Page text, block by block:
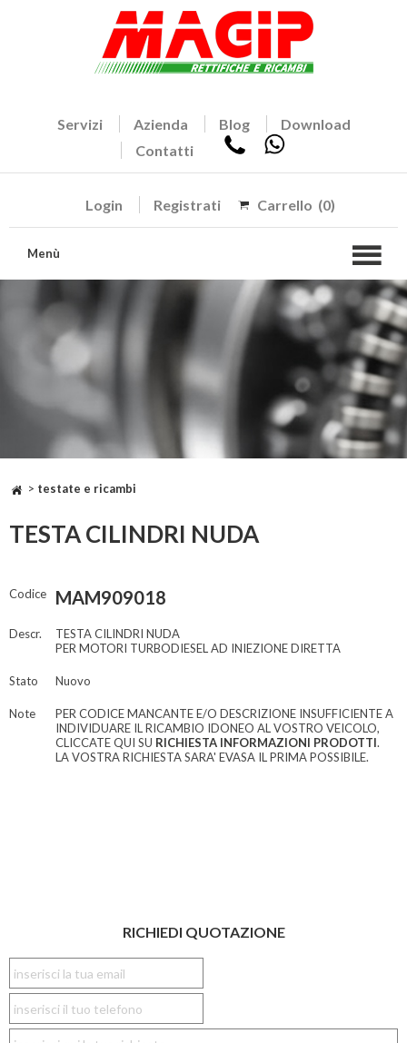
Servizi Azienda Blog
Download
Contatti
Login Registrati Carrello (0)
Menù
> testate e ricambi
TESTA CILINDRI NUDA
Codice MAM909018
Descr.
TESTA CILINDRI NUDA
PER MOTORI TURBODIESEL AD INIEZIONE DIRETTA
Stato Nuovo
Note
PER CODICE MANCANTE E/O DESCRIZIONE INSUFFICIENTE A
INDIVIDUARE IL RICAMBIO IDONEO AL VOSTRO VEICOLO,
CLICCATE QUI SU RICHIESTA INFORMAZIONI PRODOTTI.
LA VOSTRA RICHIESTA SARA' EVASA IL PRIMA POSSIBILE.
RICHIEDI QUOTAZIONE